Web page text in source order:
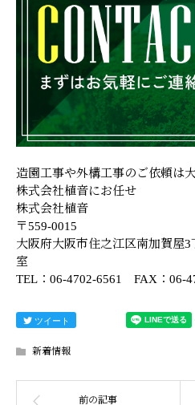
造園工事や外構工事のご依頼は
株式会社植音にお任せ
株式会社植音
〒559-0015
大阪府大阪市住之江区南加賀屋
室
TEL：06-4702-6561 FAX：06-
ツイート
新着情報